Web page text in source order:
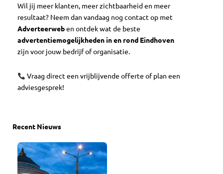
Wil jij meer klanten, meer zichtbaarheid en meer
resultaat? Neem dan vandaag nog contact op met
Adverteerweben ontdek wat de beste
advertentiemogelijkheden in en rond Eindhoven
zijn voor jouw bedrijf of organisatie.
Vraag direct een vrijblijvende offerte of plan een
adviesgesprek!
Recent Nieuws